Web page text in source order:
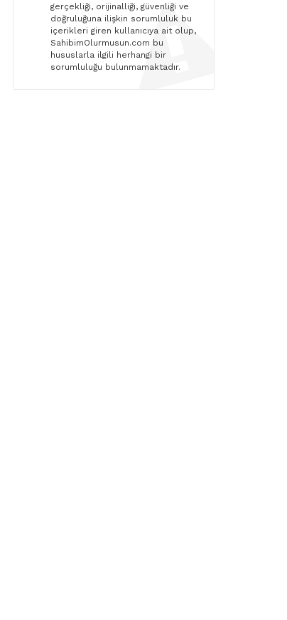
gerçekliği, orijinalliği, güvenliği ve
doğruluğuna ilişkin sorumluluk bu
içerikleri giren kullanıcıya ait olup,
SahibimOlurmusun.com bu
hususlarla ilgili herhangi bir
sorumluluğu bulunmamaktadır.